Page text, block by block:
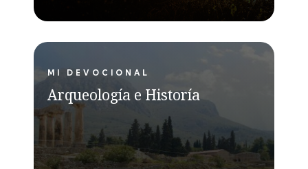
MI DEVOCIONAL
Arqueología e Historía